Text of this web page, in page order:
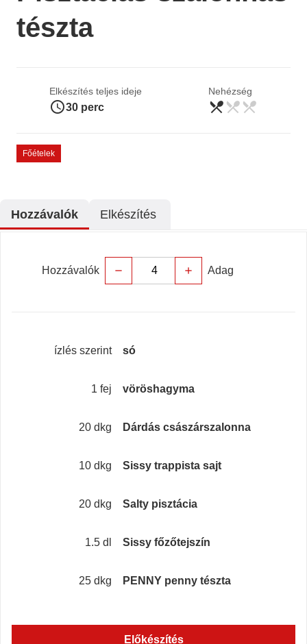
tészta
Elkészítés teljes ideje
access_time30 perc
Nehézség
könnyű
restaurant_menu restaurant_menu restaurant_menu
Főételek
Hozzávalók Elkészítés
Hozzávalók remove add Adag
ízlés szerint só
1 fej vöröshagyma
20 dkg Dárdás császárszalonna
10 dkg Sissy trappista sajt
20 dkg Salty pisztácia
1.5 dl Sissy főzőtejszín
25 dkg PENNY penny tészta
Előkészítés